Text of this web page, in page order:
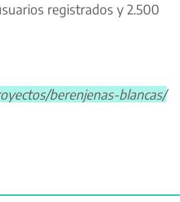
registrados y 2.500
berenjenas-blancas/